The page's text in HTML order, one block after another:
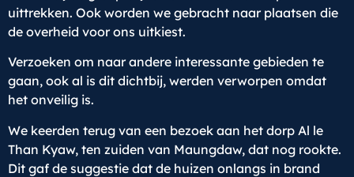
uittrekken. Ook worden we gebracht naar plaatsen die
de overheid voor ons uitkiest.
Verzoeken om naar andere interessante gebieden te
gaan, ook al is dit dichtbij, werden verworpen omdat
het onveilig is.
We keerden terug van een bezoek aan het dorp Al le
Than Kyaw, ten zuiden van Maungdaw, dat nog rookte.
Dit gaf de suggestie dat de huizen onlangs in brand